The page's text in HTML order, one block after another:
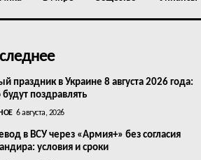
праздник в Украине 8 августа 2026 года:
будут поздравлять
6 августа, 2026
в ВСУ через «Армия+» без согласия
условия и сроки